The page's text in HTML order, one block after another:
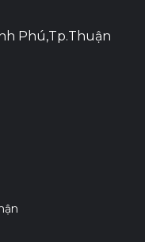
Phú,Tp.Thuận